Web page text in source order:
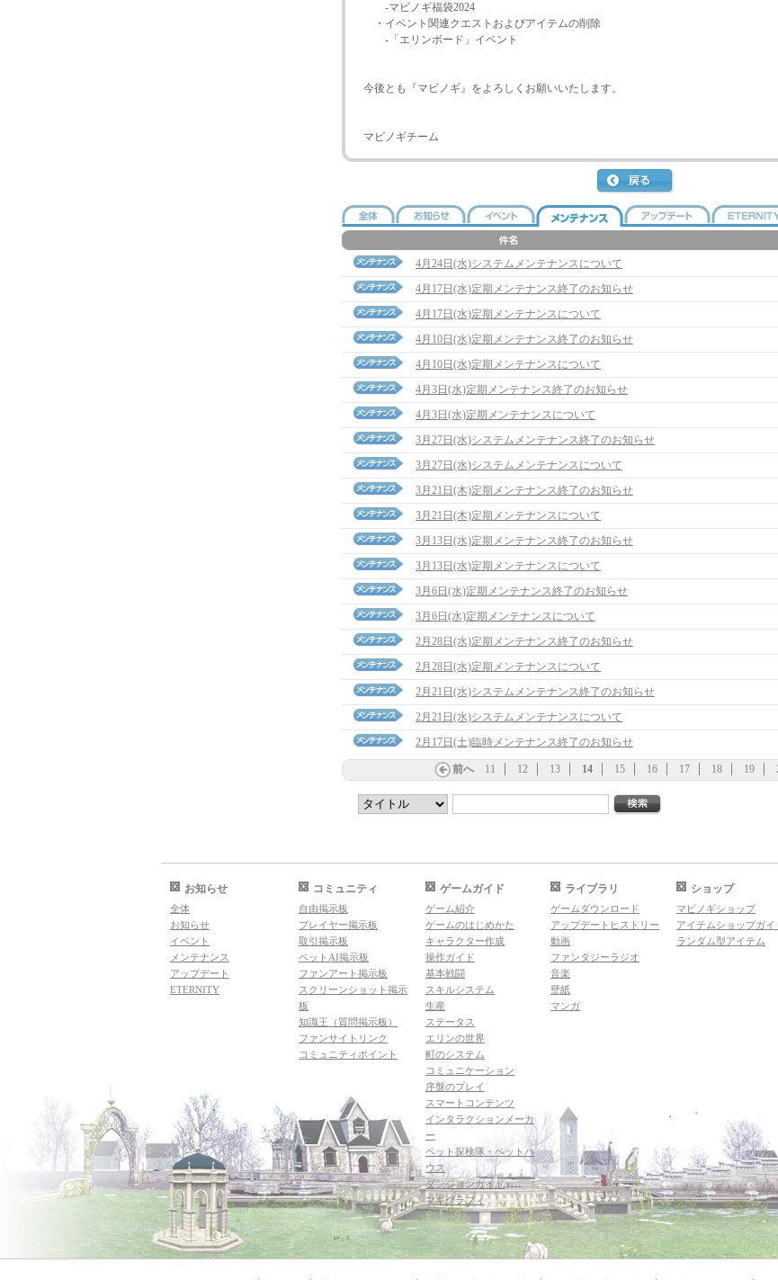
-マビノギ福袋2024
・イベント関連クエストおよびアイテムの削除
-「エリンボード」イベント
今後とも『マビノギ』をよろしくお願いいたします。
マビノギチーム
4月24日(水)システムメンテナンスについて
4月17日(水)定期メンテナンス終了のお知らせ
4月17日(水)定期メンテナンスについて
4月10日(水)定期メンテナンス終了のお知らせ
4月10日(水)定期メンテナンスについて
4月3日(水)定期メンテナンス終了のお知らせ
4月3日(水)定期メンテナンスについて
3月27日(水)システムメンテナンス終了のお知らせ
3月27日(水)システムメンテナンスについて
3月21日(木)定期メンテナンス終了のお知らせ
3月21日(木)定期メンテナンスについて
3月13日(水)定期メンテナンス終了のお知らせ
3月13日(水)定期メンテナンスについて
3月6日(水)定期メンテナンス終了のお知らせ
3月6日(水)定期メンテナンスについて
2月28日(水)定期メンテナンス終了のお知らせ
2月28日(水)定期メンテナンスについて
2月21日(水)システムメンテナンス終了のお知らせ
2月21日(水)システムメンテナンスについて
2月17日(土)臨時メンテナンス終了のお知らせ
前へ 11 12 13 14 15 16 17 18 19
お知らせ
全体
お知らせ
イベント
メンテナンス
アップデート
ETERNITY
コミュニティ
自由掲示板
プレイヤー掲示板
取引掲示板
ペットAI掲示板
ファンアート掲示板
スクリーンショット掲示
板
知識王（質問掲示板）
ファンサイトリンク
コミュニティポイント
ゲームガイド
ゲーム紹介
ゲームのはじめかた
キャラクター作成
操作ガイド
基本戦闘
スキルシステム
生産
ステータス
エリンの世界
町のシステム
コミュニケーション
序盤のプレイ
スマートコンテンツ
インタラクションメーカ
ー
ペット探検隊・ペットハ
ウス
ダンジョンガイド
マギグラフィ
ライブラリ
ゲームダウンロード
アップデートヒストリー
動画
ファンタジーラジオ
音楽
壁紙
マンガ
ショップ
マビノギショップ
アイテムショップガイ
ランダム型アイテム